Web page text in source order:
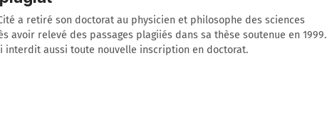
a retiré son doctorat au physicien et philosophe des sciences
avoir relevé des passages plagiiés dans sa thèse soutenue en 1999.
interdit aussi toute nouvelle inscription en doctorat.